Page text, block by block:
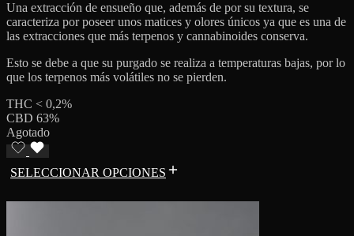
Una extracción de ensueño que, además de por su textura, se
caracteriza por poseer unos matices y olores únicos ya que es una de
las extracciones que más terpenos y cannabinoides conserva.
Esto se debe a que su purgado se realiza a temperaturas bajas, por lo
que los terpenos más volátiles no se pierden.
THC < 0,2%
CBD 63%
Agotado
SELECCIONAR OPCIONES